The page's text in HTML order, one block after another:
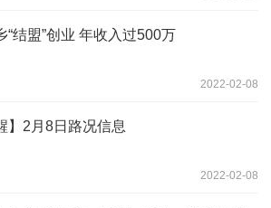
结盟”创业 年收入过500万
2022-02-08
】2月8日路况信息
2022-02-08